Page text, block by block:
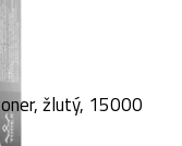
žlutý, 15000